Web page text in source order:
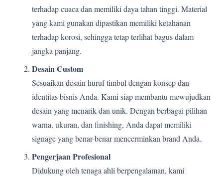
terhadap cuaca dan memiliki daya tahan tinggi. Material
yang kami gunakan dipastikan memiliki ketahanan
terhadap korosi, sehingga tetap terlihat bagus dalam
jangka panjang.
Desain Custom
Sesuaikan desain huruf timbul dengan konsep dan
identitas bisnis Anda. Kami siap membantu mewujudkan
desain yang menarik dan unik. Dengan berbagai pilihan
warna, ukuran, dan finishing, Anda dapat memiliki
signage yang benar-benar mencerminkan brand Anda.
Pengerjaan Profesional
Didukung oleh tenaga ahli berpengalaman, kami